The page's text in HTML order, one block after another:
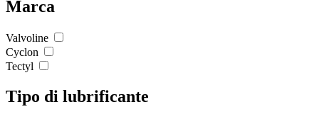
Marca
Valvoline
Cyclon
Tectyl
Tipo di lubrificante